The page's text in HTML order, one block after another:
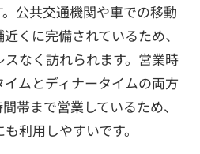
公共交通機関や車での移動
くに完備されているため、
なく訪れられます。営業時
ムとディナータイムの両方
帯まで営業しているため、
利用しやすいです。